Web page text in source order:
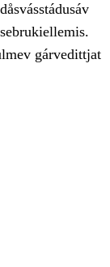
gárvedittjat